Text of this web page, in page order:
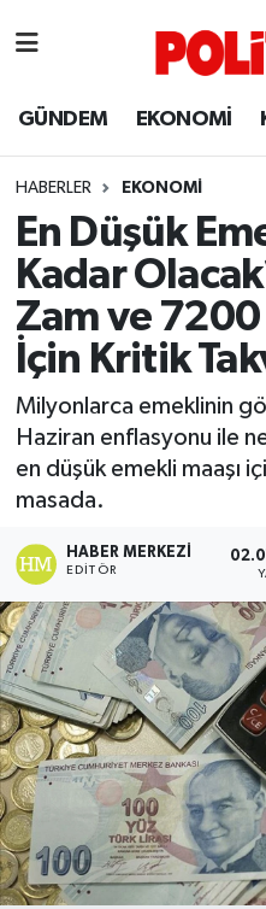
GÜNDEM EKONOMİ
HABERLER EKONOMİ
En Düşük
Kadar
Zam ve
İçin Kritik
Milyonlarca emeklinin
Haziran enflasyonu ile
en düşük emekli maaşı
masada.
HABER MERKEZI
EDITÖR
Ayvalık
Balya
Bandırma
Bigadiç
BİYOGRAFİLER
Burhaniye
Dursunbey
Edremit
EĞİTİM
EKONOMİ
Erdek
Balıkesir Hava
Balıkesir Namaz
Balıkesir Trafik
Süper Lig Puan
Tüm Manşetler
Son Dakika Haberleri